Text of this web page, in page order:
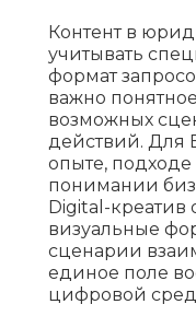
Контент в
учитывать
формат
важно
возможных
действий. Для
опыте,
понимании
Digital-креатив
визуальные
сценарии
единое поле
цифровой